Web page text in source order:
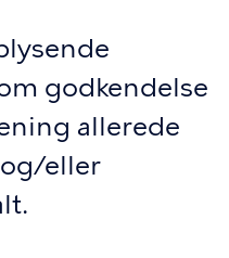
godkendelse
allerede
eller